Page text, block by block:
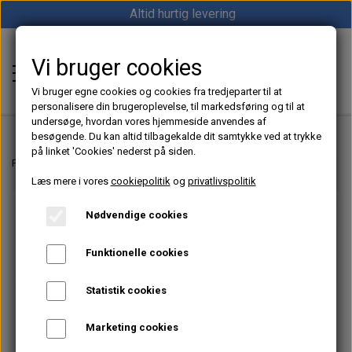
Altid hurtig levering
Shop12volt
Hjem
Autoterm dieselfyr
1852 Diesel Bådvarmer
Strøm
Vind/Sol
Forside
Vi bruger cookies
Vi bruger egne cookies og cookies fra tredjeparter til at
personalisere din brugeroplevelse, til markedsføring og til at
undersøge, hvordan vores hjemmeside anvendes af
besøgende. Du kan altid tilbagekalde dit samtykke ved at trykke
på linket 'Cookies' nederst på siden.
Læs mere i vores cookiepolitikog privatlivspolitik
Nødvendige cookies
Funktionelle cookies
Statistik cookies
Marketing cookies